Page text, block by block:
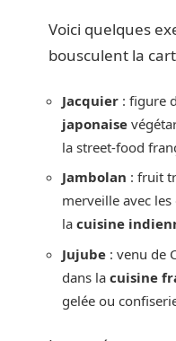
Voici quelques
bousculent la
Jacquier : figure
japonaise
la street-food
Jambolan : fruit
merveille avec
la cuisine
Jujube : venu de
dans la cuisine
gelée ou